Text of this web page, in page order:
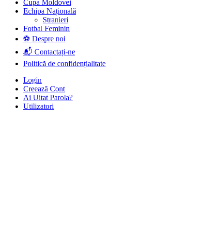
Cupa Moldovei
Echipa Națională
Stranieri
Fotbal Feminin
⚽ Despre noi
📬 Contactați-ne
Politică de confidențialitate
Login
Creează Cont
Ai Uitat Parola?
Utilizatori